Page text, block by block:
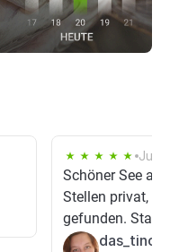
Jun
Schöner See
Stellen privat,
gefunden.